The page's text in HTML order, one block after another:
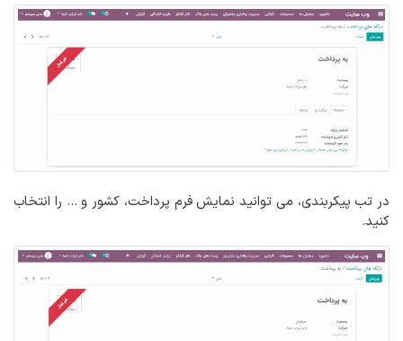
در تب پیکربندی، می توانید نمایش فرم پرداخت، کشور و ... را انتخاب
کنید.